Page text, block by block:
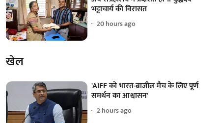
भट्टाचार्य की विरासत
20 hours ago
खेल
'AIFF को भारत-ब्राजील मैच के लिए पूर्ण
समर्थन का आश्वासन'
2 hours ago